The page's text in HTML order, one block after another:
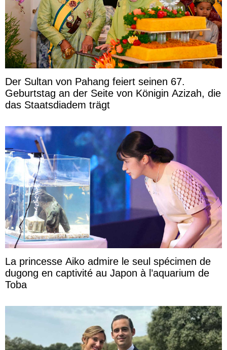
Der Sultan von Pahang feiert seinen 67.
Geburtstag an der Seite von Königin Azizah, die
das Staatsdiadem trägt
La princesse Aiko admire le seul spécimen de
dugong en captivité au Japon à l’aquarium de
Toba